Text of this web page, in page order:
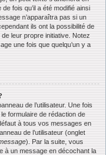
fois qu’il a été modifié ainsi
n’apparaîtra pas si un
ils ont la possibilité de
leur propre initiative. Notez
une fois que quelqu’un y a
de l’utilisateur. Une fois
formulaire de rédaction de
à tous vos messages en
de l’utilisateur (onglet
). Par la suite, vous
à un message en décochant la